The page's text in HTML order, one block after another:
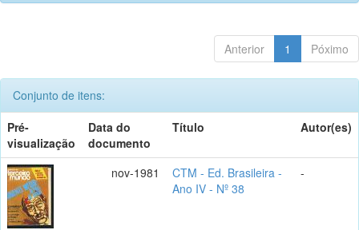
Anterior 1 Póximo
Conjunto de itens:
Pré-
visualização
Data do
documento
Título Autor(es)
nov-1981
CTM - Ed. Brasileira -
Ano IV - Nº 38
-